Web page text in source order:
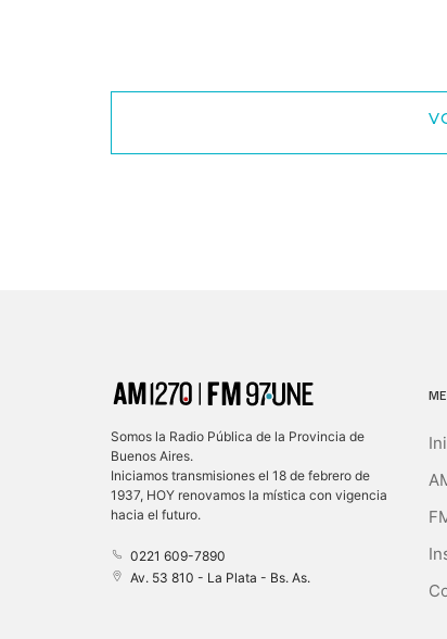
Somos la Radio Pública de la Provincia de
Buenos Aires.
Iniciamos transmisiones el 18 de febrero de
1937, HOY renovamos la mística con vigencia
hacia el futuro.
0221 609-7890
Av. 53 810 - La Plata - Bs. As.